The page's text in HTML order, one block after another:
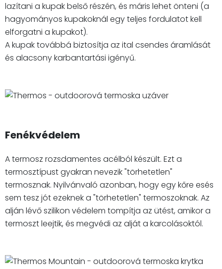
lazítani a kupak belső részén, és máris lehet önteni (a
hagyományos kupakoknál egy teljes fordulatot kell
elforgatni a kupakot).
A kupak továbbá biztosítja az ital csendes áramlását
és alacsony karbantartási igényű.
Fenékvédelem
A termosz rozsdamentes acélból készült. Ezt a
termosztípust gyakran nevezik "törhetetlen"
termosznak. Nyilvánvaló azonban, hogy egy kőre esés
sem tesz jót ezeknek a "törhetetlen" termoszoknak. Az
alján lévő szilikon védelem tompítja az ütést, amikor a
termoszt leejtik, és megvédi az alját a karcolásoktól.